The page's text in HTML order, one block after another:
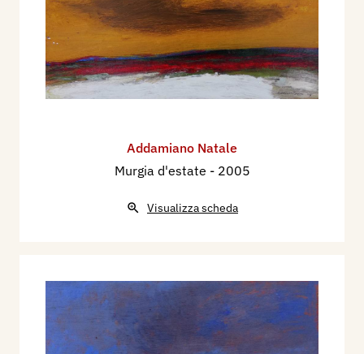
Addamiano Natale
Murgia d'estate - 2005
Visualizza scheda